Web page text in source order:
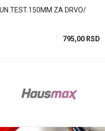
ZA DRVO/
795,00 RSD